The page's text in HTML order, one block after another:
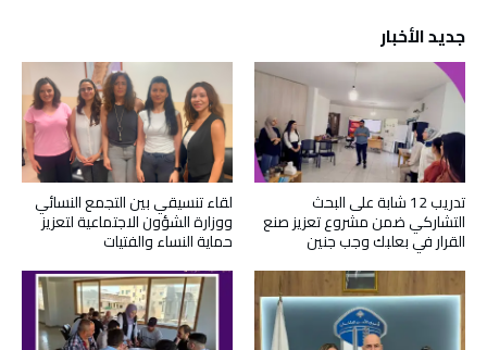
جديد الأخبار
لقاء تنسيقي بين التجمع النسائي
ووزارة الشؤون الاجتماعية لتعزيز
حماية النساء والفتيات
تدريب 12 شابة على البحث
التشاركي ضمن مشروع تعزيز صنع
القرار في بعلبك وجب جنين